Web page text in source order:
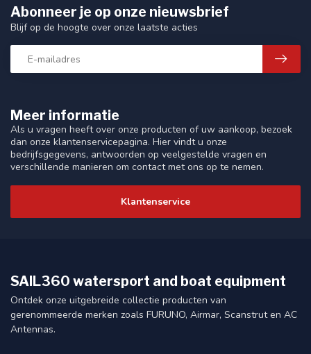
Meer informatie
Als u vragen heeft over onze producten of uw aankoop, bezoek
dan onze klantenservicepagina. Hier vindt u onze
bedrijfsgegevens, antwoorden op veelgestelde vragen en
verschillende manieren om contact met ons op te nemen.
Klantenservice
Abonneer je op onze nieuwsbrief
Blijf op de hoogte over onze laatste acties
SAIL360 watersport and boat equipment
Ontdek onze uitgebreide collectie producten van
gerenommeerde merken zoals FURUNO, Airmar, Scanstrut en AC
Antennas.